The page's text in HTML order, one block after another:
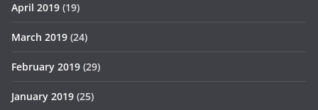
April 2019 (19)
March 2019 (24)
February 2019 (29)
January 2019 (25)